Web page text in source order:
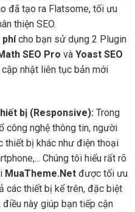
đã tạo ra Flatsome, tối ưu
thiện SEO.
phícho bạn sử dụng 2 Plugin
SEO Pro và Yoast SEO
nhật liên tục bản mới
bị (Responsive): Trong
công nghệ thông tin, người
thiết bị khác như điện thoại
Chúng tôi hiểu rất rõ
MuaTheme.Net được tối ưu
các thiết bị kể trên, đặc biệt
này giúp bạn tiếp cận